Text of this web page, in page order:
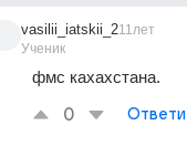
vasilii_iatskii_2
Ученик
11лет
фмс кахахстана.
0